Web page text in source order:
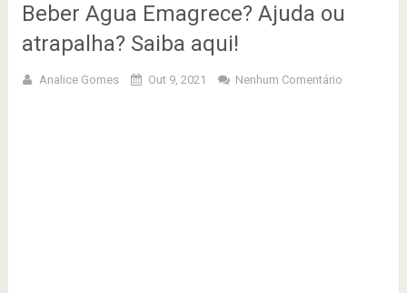
Beber Agua Emagrece? Ajuda ou
atrapalha? Saiba aqui!
Analice Gomes Out 9, 2021 Nenhum Comentário